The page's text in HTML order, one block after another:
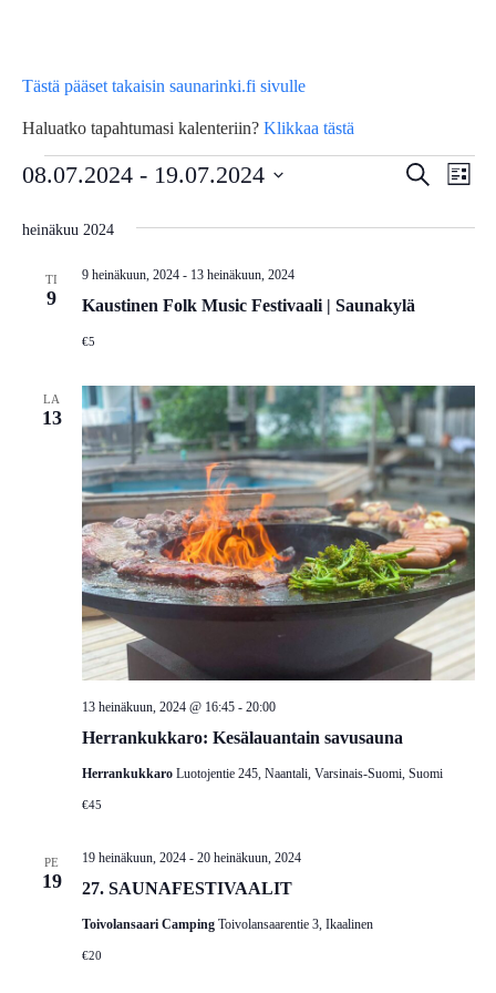
Tästä pääset takaisin saunarinki.fi sivulle
Haluatko tapahtumasi kalenteriin? Klikkaa tästä
Tapahtumat Etsi
Lista
08.07.2024 - 19.07.2024
heinäkuu 2024
TI
9 Kaustinen Folk Music Festivaali | Saunakylä
9 heinäkuun, 2024- 13 heinäkuun, 2024
€5
LA
13
Herrankukkaro: Kesälauantain savusauna
13 heinäkuun, 2024 @ 16:45- 20:00
Herrankukkaro Luotojentie 245, Naantali, Varsinais-Suomi, Suomi
€45
PE
19 27. SAUNAFESTIVAALIT
19 heinäkuun, 2024- 20 heinäkuun, 2024
Toivolansaari Camping Toivolansaarentie 3, Ikaalinen
€20